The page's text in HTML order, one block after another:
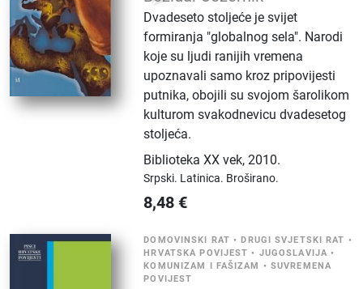
Dvadeseto stoljeće je svijet
formiranja "globalnog sela". Narodi
koje su ljudi ranijih vremena
upoznavali samo kroz pripovijesti
putnika, obojili su svojom šarolikom
kulturom svakodnevicu dvadesetog
stoljeća.
Biblioteka XX vek,2010.
Srpski. Latinica. Broširano.
8,48 €
DOMOVINSKI RAT •DRUGI SVJETSKI RAT •
HRVATSKA POVIJEST • JUGOSLAVIJA •
KOMUNIZAM I FAŠIZAM • SUVREMENA
POVIJEST